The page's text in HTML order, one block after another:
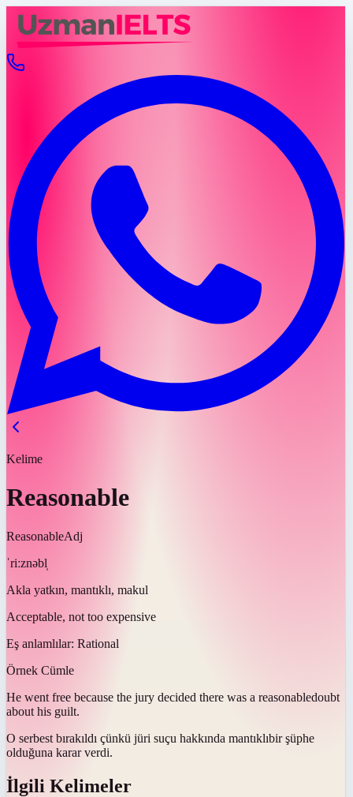
Kelime
Reasonable
ReasonableAdj
ˈriːznəbl̩
Akla yatkın, mantıklı, makul
Acceptable, not too expensive
Eş anlamlılar: Rational
Örnek Cümle
He went free because the jury decided there was a reasonabledoubt
about his guilt.
O serbest bırakıldı çünkü jüri suçu hakkında mantıklıbir şüphe
olduğuna karar verdi.
İlgili Kelimeler